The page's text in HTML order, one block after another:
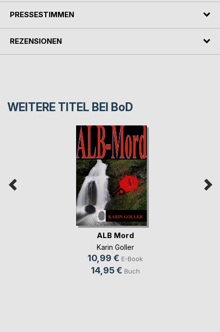
PRESSESTIMMEN
REZENSIONEN
WEITERE TITEL BEI BoD
ALB Mord
Karin Goller
10,99 € E-Book
14,95 € Buch